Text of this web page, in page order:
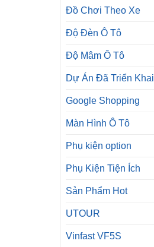
Đồ Chơi Theo Xe
Độ Đèn Ô Tô
Độ Mâm Ô Tô
Dự Án Đã Triển Khai
Google Shopping
Màn Hình Ô Tô
Phụ kiện option
Phụ Kiện Tiện Ích
Sản Phẩm Hot
UTOUR
Vinfast VF5S